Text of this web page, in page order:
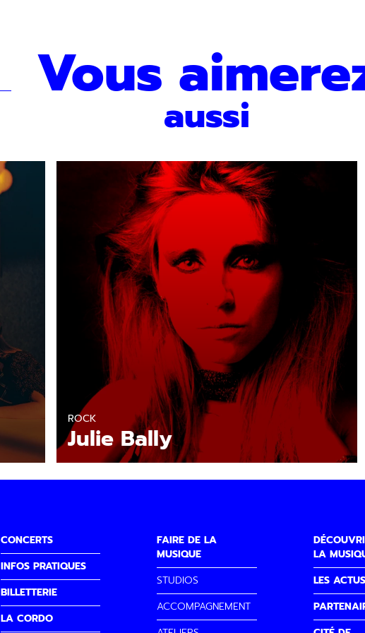
Vous
aussi
ROCK
Julie Bally
En savoir plus
CONCERTS
INFOS PRATIQUES
BILLETTERIE
LA CORDO
FAIRE DE LA
MUSIQUE
STUDIOS
ACCOMPAGNEMENT
LA
LES ACTUS